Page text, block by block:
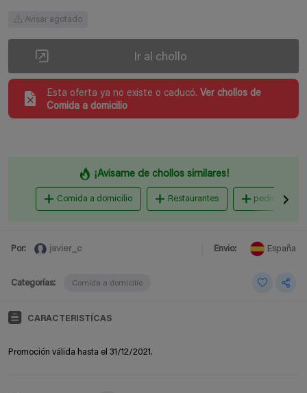
Avisar agotado
Ir al chollo
Esta oferta ya no existe o caducó. Ver chollos de
Comida a domicilio
¡Avisame de chollos similares!
Comida a domicilio Restaurantes pedidos
Por: javier_c Envio: España
Categorías: Comida a domicilio
CARACTERISTÍCAS
Promoción válida hasta el 31/12/2021.